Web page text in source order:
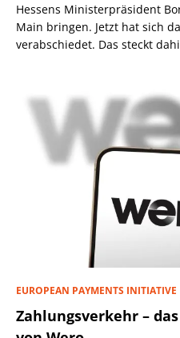
Hessens Ministerpräsident
Main bringen. Jetzt hat sich
verabschiedet. Das steckt
EUROPEAN PAYMENTS INITIATIVE
Zahlungsverkehr –